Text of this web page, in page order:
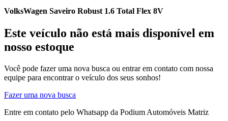
VolksWagen Saveiro Robust 1.6 Total Flex 8V
Este veículo não está mais disponível em
nosso estoque
Você pode fazer uma nova busca ou entrar em contato com nossa
equipe para encontrar o veículo dos seus sonhos!
Fazer uma nova busca
Entre em contato pelo Whatsapp da Podium Automóveis Matriz